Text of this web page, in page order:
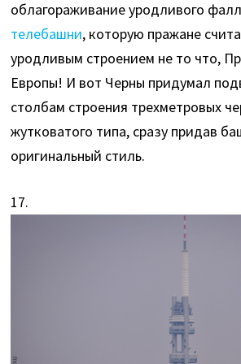
облагораживание уродливого
телебашни, которую пражане
уродливым строением не то что,
Европы! И вот Черны придумал
столбам строения трехметровых
жутковатого типа, сразу придав
оригинальный стиль.
17.